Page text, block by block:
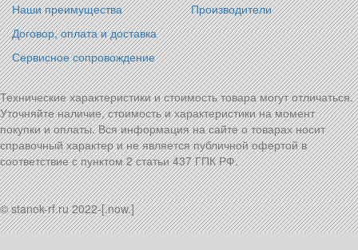
Наши преимущества
Договор, оплата и доставка
Сервисное сопровождение
Производители
Технические характеристики и стоимость товара могут отличаться.
Уточняйте наличие, стоимость и характеристики на момент
покупки и оплаты. Вся информация на сайте о товарах носит
справочный характер и не является публичной офертой в
соответствие с пунктом 2 статьи 437 ГПК РФ.
© stanok-rf.ru 2022-[.now.]